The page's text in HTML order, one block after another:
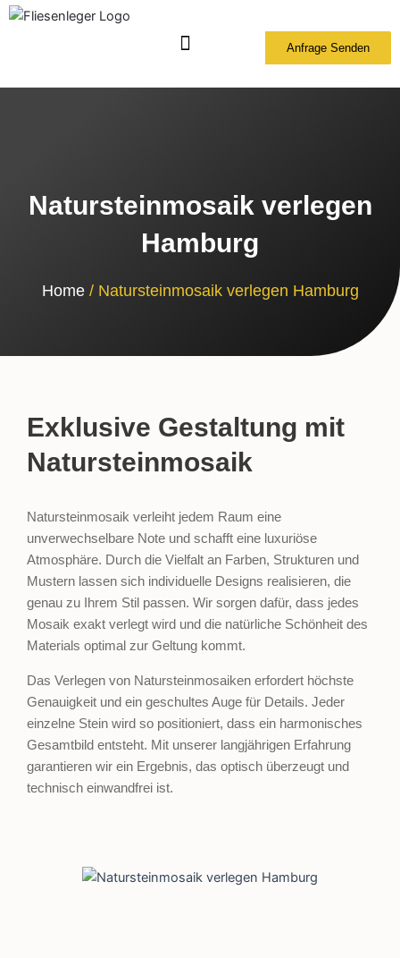
Zum
Anfrage Senden
Natursteinmosaik verlegen
Hamburg
Home/ Natursteinmosaik verlegen Hamburg
Exklusive Gestaltung mit
Natursteinmosaik
Natursteinmosaik verleiht jedem Raum eine
unverwechselbare Note und schafft eine luxuriöse
Atmosphäre. Durch die Vielfalt an Farben, Strukturen und
Mustern lassen sich individuelle Designs realisieren, die
genau zu Ihrem Stil passen. Wir sorgen dafür, dass jedes
Mosaik exakt verlegt wird und die natürliche Schönheit des
Materials optimal zur Geltung kommt.
Das Verlegen von Natursteinmosaiken erfordert höchste
Genauigkeit und ein geschultes Auge für Details. Jeder
einzelne Stein wird so positioniert, dass ein harmonisches
Gesamtbild entsteht. Mit unserer langjährigen Erfahrung
garantieren wir ein Ergebnis, das optisch überzeugt und
technisch einwandfrei ist.